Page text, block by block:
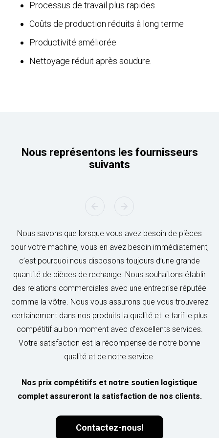
Processus de travail plus rapides
Coûts de production réduits à long terme
Productivité améliorée
Nettoyage réduit après soudure.
Nous représentons les fournisseurs
suivants
Nous savons que lorsque vous avez besoin de pièces
pour votre machine, vous en avez besoin immédiatement,
c’est pourquoi nous disposons toujours d’une grande
quantité de pièces de rechange. Nous souhaitons établir
des relations commerciales avec une entreprise réputée
comme la vôtre. Nous vous assurons que vous trouverez
certainement dans nos produits la qualité et le tarif le plus
compétitif au bon moment avec d’excellents services.
Votre satisfaction est la récompense de notre bonne
qualité et de notre service.
Nos prix compétitifs et notre soutien logistique
complet assureront la satisfaction de nos clients.
Contactez-nous!